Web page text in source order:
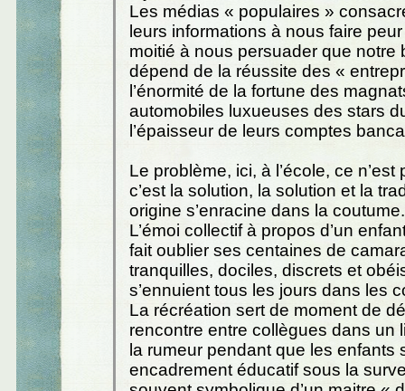
Les médias « populaires »
leurs informations à nous faire peur
moitié à nous persuader que notre
dépend de la réussite des «
l’énormité de la fortune des
automobiles luxueuses des stars
l’épaisseur de leurs comptes
Le problème, ici, à l’école, ce n’est
c’est la solution, la solution et la
origine s’enracine dans la coutume.
L’émoi collectif à propos d’un
fait oublier ses centaines de
tranquilles, dociles, discrets et
s’ennuient tous les jours dans les
La récréation sert de moment de
rencontre entre collègues dans un
la rumeur pendant que les enfants
encadrement éducatif sous la